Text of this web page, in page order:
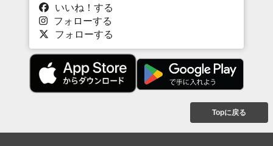
いいね！する
フォローする
フォローする
Topに戻る